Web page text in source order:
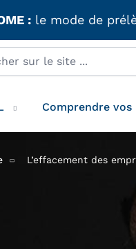
: le mode de
Comprendre vos
L’effacement des